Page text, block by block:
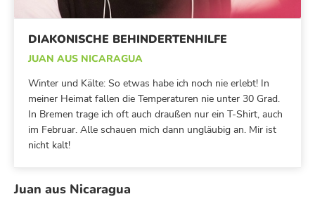
Juan aus Nicaragua
DIAKONISCHE BEHINDERTENHILFE
JUAN AUS NICARAGUA
Winter und Kälte: So etwas habe ich noch nie erlebt! In
meiner Heimat fallen die Temperaturen nie unter 30 Grad.
In Bremen trage ich oft auch draußen nur ein T-Shirt, auch
im Februar. Alle schauen mich dann ungläubig an. Mir ist
nicht kalt!